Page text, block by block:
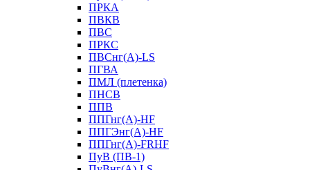
ПРКА
ПВКВ
ПВС
ПРКС
ПВСнг(А)-LS
ПГВА
ПМЛ (плетенка)
ПНСВ
ППВ
ППГнг(А)-HF
ППГЭнг(А)-HF
ППГнг(А)-FRHF
ПуВ (ПВ-1)